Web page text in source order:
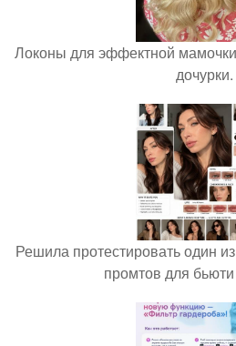
Локоны для эффектной
дочурки.
Решила протестировать один
промтов для